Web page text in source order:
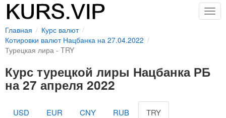
Главная
Курс валют
Котировки валют Нацбанка на 27.04.2022
Турецкая лира - TRY
Курс турецкой лиры Нацбанка РБ
на 27 апреля 2022
USD EUR CNY RUB TRY